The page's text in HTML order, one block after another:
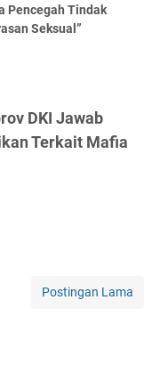
Pencegah Tindak
Seksual”
DKI Jawab
Terkait Mafia
Postingan Lama